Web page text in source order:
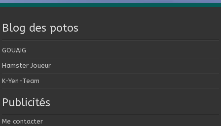
Blog des potos
GOUAIG
Hamster Joueur
K-Yen-Team
Publicités
Me contacter